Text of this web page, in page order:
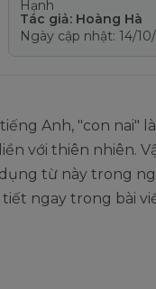
Tác giả: Hoàng Hà
Ngày cập nhật: 14/
Anh, "con nai"
với thiên nhiên.
dụng từ này trong
ngay trong bài